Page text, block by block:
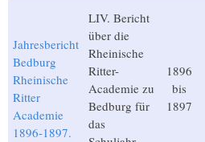
Jahresbericht
Bedburg
Rheinische
Ritter
Academie
1896-1897.
LIV. Bericht
über die
Rheinische
Ritter-
Academie zu
Bedburg für
das
1896
bis
1897